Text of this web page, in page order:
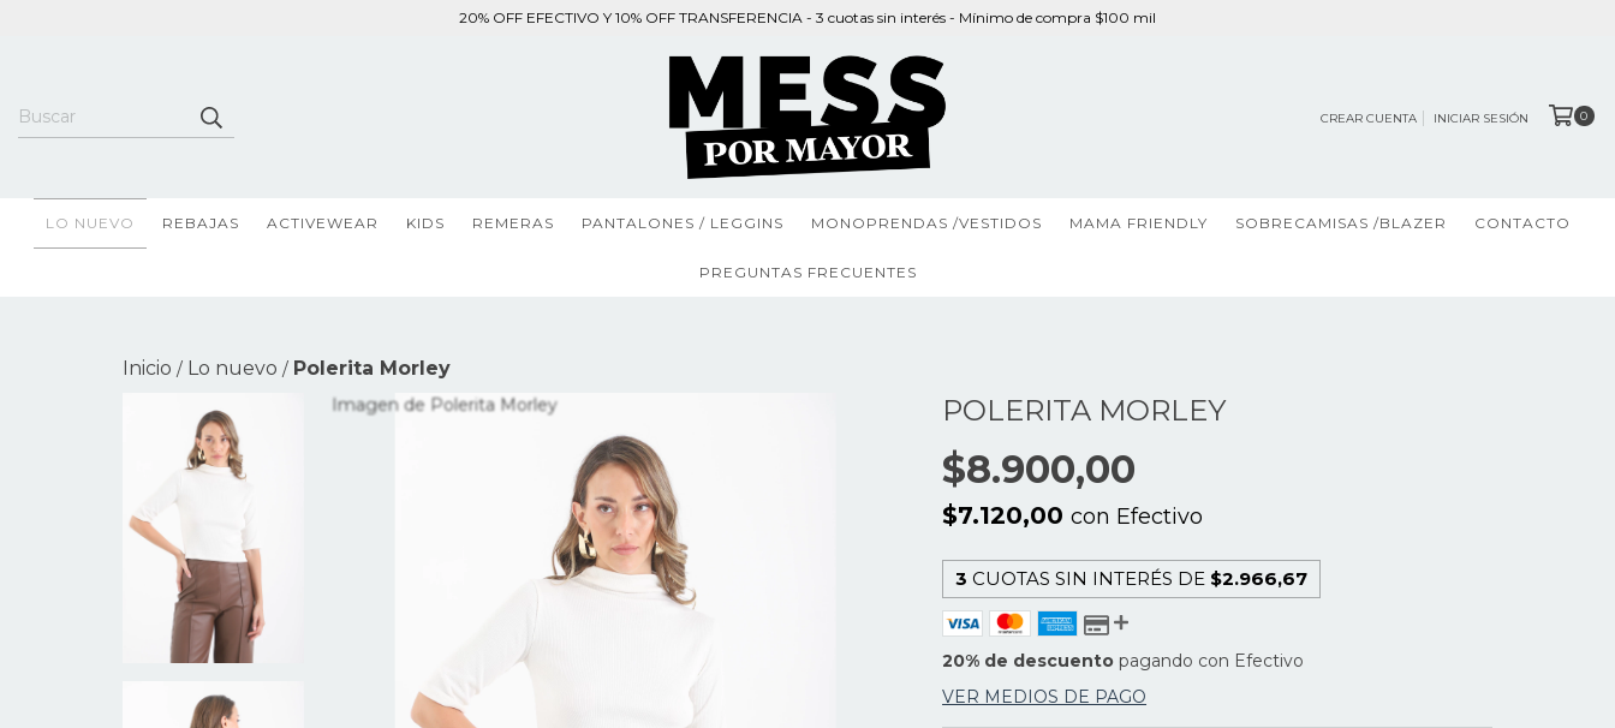
20% OFF EFECTIVO Y 10% OFF TRANSFERENCIA - 3 cuotas sin interés - Mínimo de compra $100 mil
CREAR CUENTA INICIAR SESIÓN 0
LO NUEVO REBAJAS ACTIVEWEAR KIDS REMERAS PANTALONES / LEGGINS MONOPRENDAS /VESTIDOS MAMA FRIENDLY SOBRECAMISAS /BLAZER CONTACTO
PREGUNTAS FRECUENTES
Inicio / Lo nuevo / Polerita Morley
POLERITA MORLEY
$8.900,00
$7.120,00con Efectivo
3 CUOTAS SIN INTERÉS DE $2.966,67
20% de descuento pagando con Efectivo
VER MEDIOS DE PAGO